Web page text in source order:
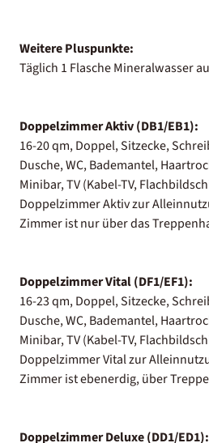
Weitere Pluspunkte:
Täglich 1 Flasche Mineralwasser
Doppelzimmer Aktiv (DB1/EB1):
16-20 qm, Doppel, Sitzecke,
Dusche, WC, Bademantel,
Minibar, TV (Kabel-TV,
Doppelzimmer Aktiv zur
Zimmer ist nur über das
Doppelzimmer Vital (DF1/EF1):
16-23 qm, Doppel, Sitzecke,
Dusche, WC, Bademantel,
Minibar, TV (Kabel-TV,
Doppelzimmer Vital zur
Zimmer ist ebenerdig, über
Doppelzimmer Deluxe (DD1/ED1):